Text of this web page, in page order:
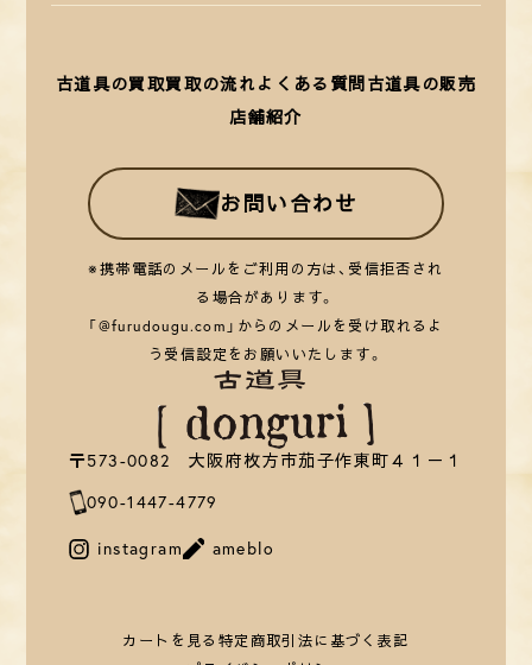
古道具の買取買取の流れよくある質問 古道具の販売
店舗紹介
お問い合わせ
※携帯電話のメールをご利用の方は、受信拒否され
る場合があります。
「@furudougu.com」からのメールを受け取れるよ
う受信設定をお願いいたします。
〒573-0082 大阪府枚方市茄子作東町４１－１
090-1447-4779
instagram ameblo
カートを見る 特定商取引法に基づく表記